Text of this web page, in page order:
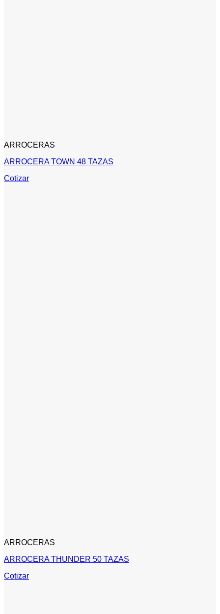
ARROCERAS
ARROCERA TOWN 48 TAZAS
Cotizar
ARROCERAS
ARROCERA THUNDER 50 TAZAS
Cotizar